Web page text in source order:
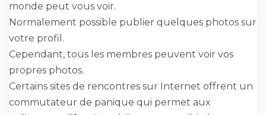
monde peut vous voir.
Normalement possible publier quelques photos sur
votre profil.
Cependant, tous les membres peuvent voir vos
propres photos.
Certains sites de rencontres sur Internet offrent un
commutateur de panique qui permet aux